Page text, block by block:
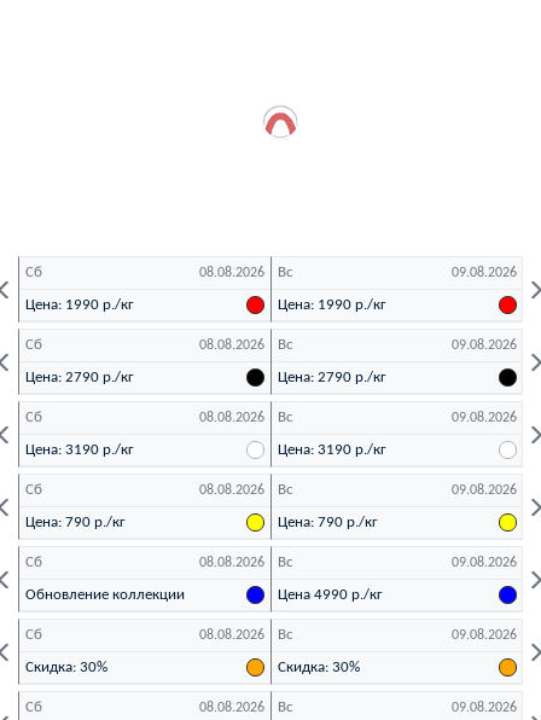
Сб 08.08.2026
Цена: 1990 р./кг
Вс 09.08.2026
Цена: 1990 р./кг
Сб 08.08.2026
Цена: 2790 р./кг
Вс 09.08.2026
Цена: 2790 р./кг
Сб 08.08.2026
Цена: 3190 р./кг
Вс 09.08.2026
Цена: 3190 р./кг
Сб 08.08.2026
Цена: 790 р./кг
Вс 09.08.2026
Цена: 790 р./кг
Сб 08.08.2026
Обновление коллекции
Вс 09.08.2026
Цена 4990 р./кг
Сб 08.08.2026
Скидка: 30%
Вс 09.08.2026
Скидка: 30%
Сб 08.08.2026 Вс 09.08.2026